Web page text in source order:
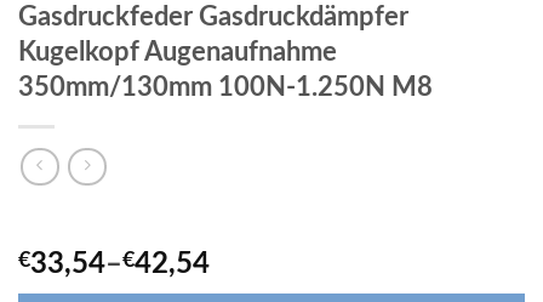
Gasdruckfeder Gasdruckdämpfer
Kugelkopf Augenaufnahme
350mm/130mm 100N-1.250N M8
€33,54–€42,54